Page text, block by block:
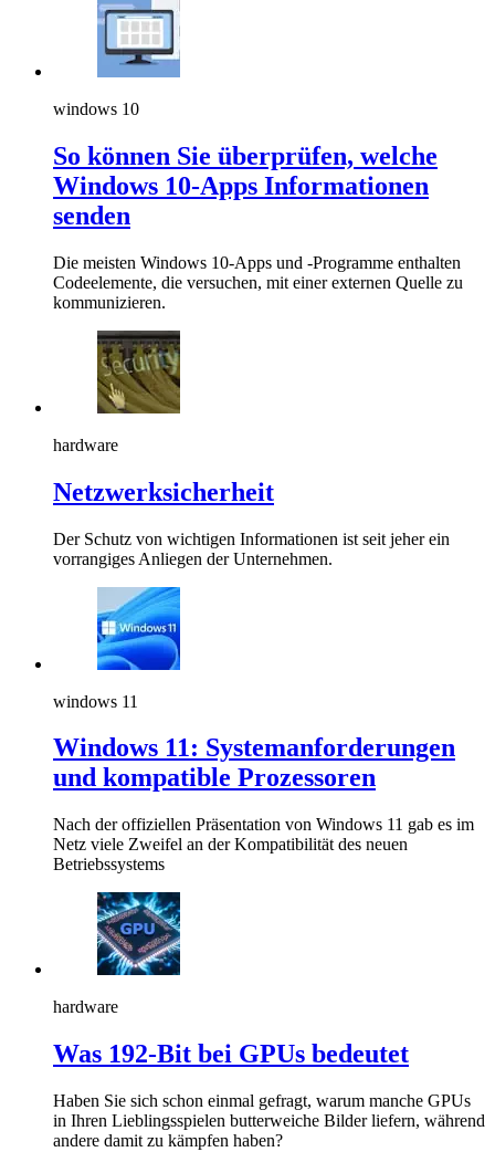
windows 10
So können Sie überprüfen, welche
Windows 10-Apps Informationen
senden
Die meisten Windows 10-Apps und -Programme enthalten
Codeelemente, die versuchen, mit einer externen Quelle zu
kommunizieren.
hardware
Netzwerksicherheit
Der Schutz von wichtigen Informationen ist seit jeher ein
vorrangiges Anliegen der Unternehmen.
windows 11
Windows 11: Systemanforderungen
und kompatible Prozessoren
Nach der offiziellen Präsentation von Windows 11 gab es im
Netz viele Zweifel an der Kompatibilität des neuen
Betriebssystems
hardware
Was 192-Bit bei GPUs bedeutet
Haben Sie sich schon einmal gefragt, warum manche GPUs
in Ihren Lieblingsspielen butterweiche Bilder liefern, während
andere damit zu kämpfen haben?